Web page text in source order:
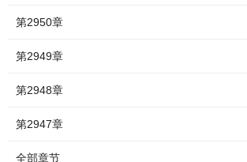
第2950章
第2949章
第2948章
第2947章
全部章节